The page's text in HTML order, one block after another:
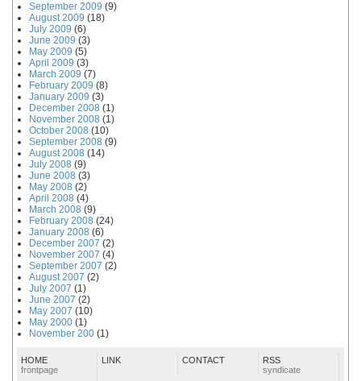
September 2009 (9)
August 2009 (18)
July 2009 (6)
June 2009 (3)
May 2009 (5)
April 2009 (3)
March 2009 (7)
February 2009 (8)
January 2009 (3)
December 2008 (1)
November 2008 (1)
October 2008 (10)
September 2008 (9)
August 2008 (14)
July 2008 (9)
June 2008 (3)
May 2008 (2)
April 2008 (4)
March 2008 (9)
February 2008 (24)
January 2008 (6)
December 2007 (2)
November 2007 (4)
September 2007 (2)
August 2007 (2)
July 2007 (1)
June 2007 (2)
May 2007 (10)
May 2000 (1)
November 200 (1)
HOME
frontpage
LINK CONTACT
RSS
syndicate